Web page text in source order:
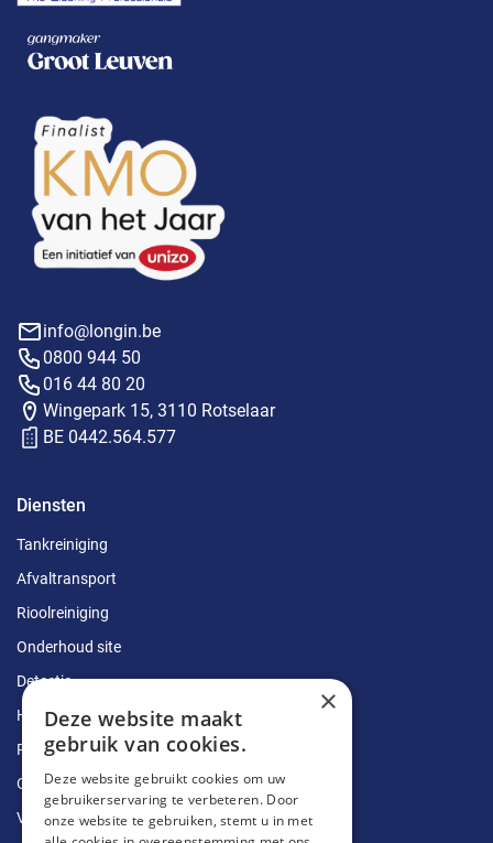
info@longin.be
0800 944 50
016 44 80 20
Wingepark 15, 3110 Rotselaar
BE 0442.564.577
Diensten
Tankreiniging
Afvaltransport
Rioolreiniging
Onderhoud site
Detectie
Herstellingen
Ruimingen
Ontstoppingen
Vetputten
×
Deze website maakt
gebruik van cookies.
Deze website gebruikt cookies om uw
gebruikerservaring te verbeteren. Door
onze website te gebruiken, stemt u in met